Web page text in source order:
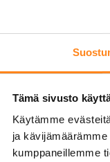
Tämä sivusto
Käytämme
ja
kumppaneillemme